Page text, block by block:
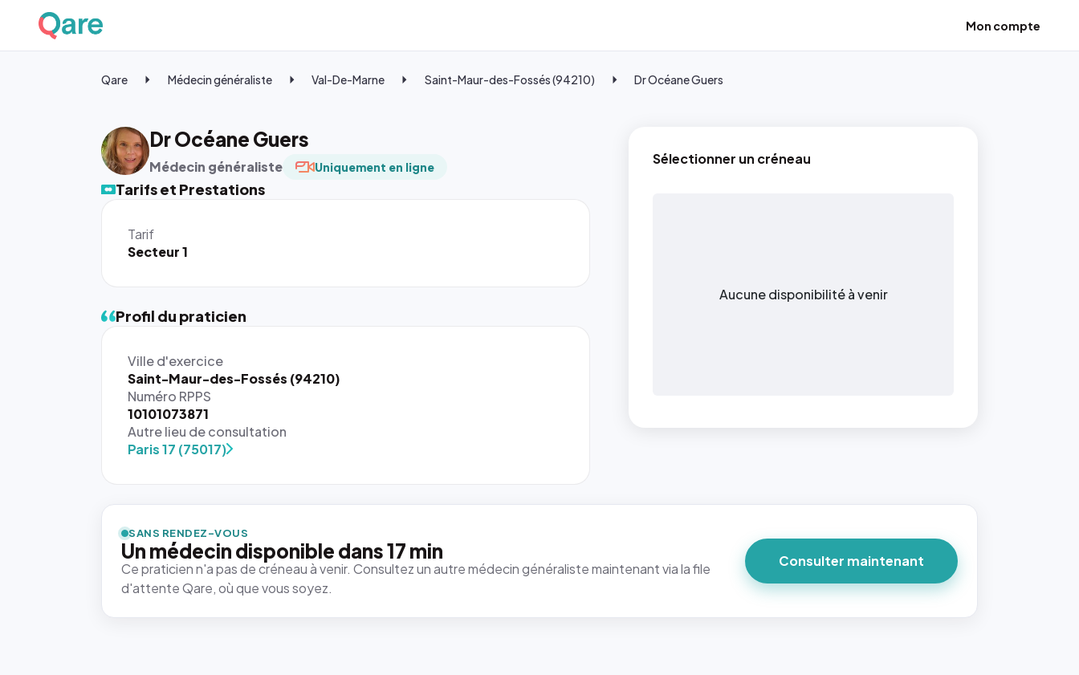
Mon compte
Qare Médecin généraliste Val-De-Marne Saint-Maur-des-Fossés (94210) Dr Océane Guers
Dr Océane Guers
Médecin généraliste Uniquement en ligne
Tarifs et Prestations
Tarif
Secteur 1
Sélectionner un créneau
Aucune disponibilité à venir
Profil du praticien
Ville d'exercice
Saint-Maur-des-Fossés (94210)
Numéro RPPS
10101073871
Autre lieu de consultation
Paris 17 (75017)
SANS RENDEZ-VOUS
Un médecin disponible dans 17 min
Ce praticien n'a pas de créneau à venir. Consultez un autre médecin généraliste maintenant via la file
d'attente Qare, où que vous soyez.
Consulter maintenant